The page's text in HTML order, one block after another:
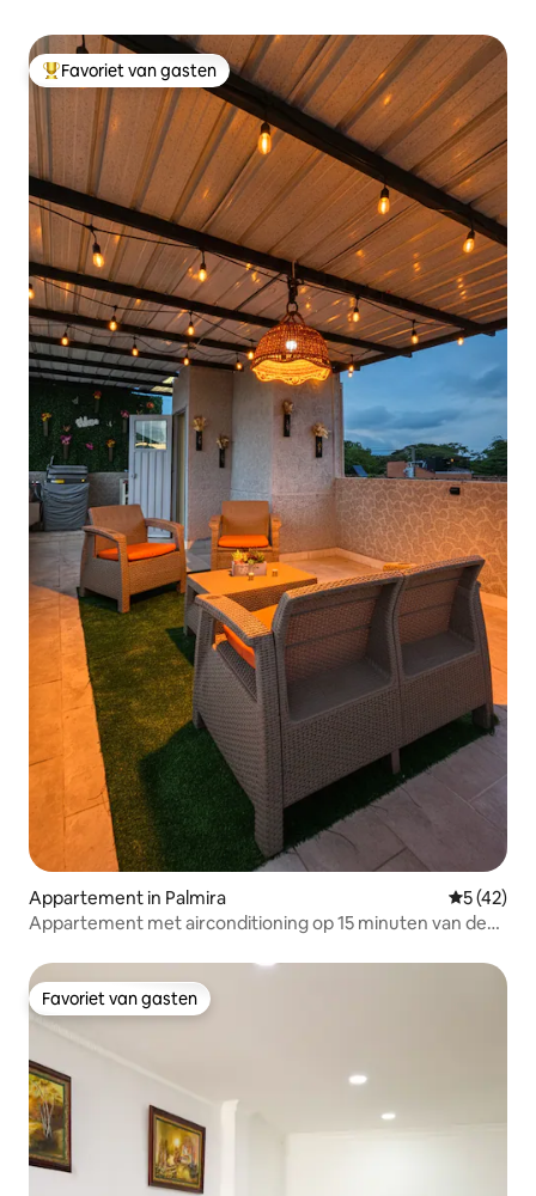
Topfavoriet van gasten
Favoriet van gasten
Appartement in Palmira
5 (42)
Appartement met airconditioning op 15 minuten van de
Favoriet van gasten
Favoriet van gasten